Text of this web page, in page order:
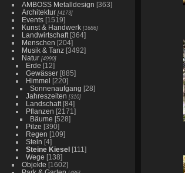
AMBOSS Metalldesign [363]
Architektur [4173]
Events [1519]
Kunst & Handwerk [1686]
Landwirtschaft [364]
Menschen [204]
Musik & Tanz [3492]
Natur [4990]
Erde [12]
Gewässer [885]
Himmel [220]
Sonnenaufgang [28]
Jahreszeiten [310]
Landschaft [84]
Pflanzen [2171]
Bäume [528]
Pilze [390]
Regen [109]
Stein [4]
Steine Kiesel [111]
Wege [138]
Objekte [1602]